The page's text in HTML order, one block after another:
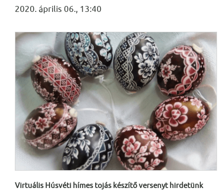
2020. április 06., 13:40
Virtuális Húsvéti hímes tojás készítő versenyt hirdetünk